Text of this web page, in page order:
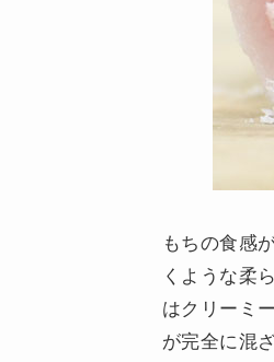
もちの食感
くような柔
はクリーミ
が完全に混